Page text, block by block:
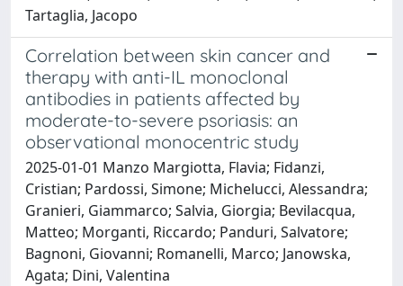
Tartaglia, Jacopo
Correlation between skin cancer and
therapy with anti-IL monoclonal
antibodies in patients affected by
moderate-to-severe psoriasis: an
observational monocentric study
2025-01-01 Manzo Margiotta, Flavia; Fidanzi,
Cristian; Pardossi, Simone; Michelucci, Alessandra;
Granieri, Giammarco; Salvia, Giorgia; Bevilacqua,
Matteo; Morganti, Riccardo; Panduri, Salvatore;
Bagnoni, Giovanni; Romanelli, Marco; Janowska,
Agata; Dini, Valentina